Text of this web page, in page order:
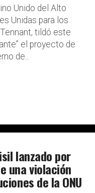
Unido del Alto
Unidas para los
tildó este
el proyecto de
de...
lanzado por
una violación
de la ONU